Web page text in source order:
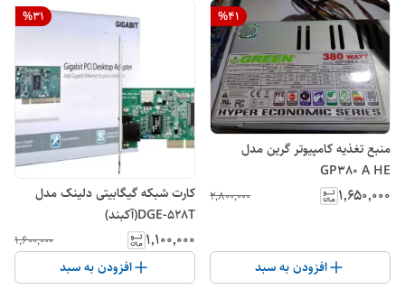
%41
منبع تغذیه کامپیوتر گرین مدل
GP380 A HE
۱٬۶۵۰٬۰۰۰ ۲٬۸۰۰٬۰۰۰
افزودن به سبد
%31
کارت شبکه گیگابیتی دلینک مدل
DGE-528T(آکبند)
۱٬۱۰۰٬۰۰۰ ۱٬۶۰۰٬۰۰۰
افزودن به سبد